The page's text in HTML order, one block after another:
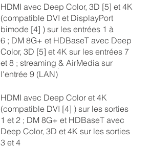
HDMI avec Deep Color, 3D [5] et 4K
(compatible DVI et DisplayPort
bimode [4] ) sur les entrées 1 à
6 ; DM 8G+ et HDBaseT avec Deep
Color, 3D [5] et 4K sur les entrées 7
et 8 ; streaming & AirMedia sur
l'entrée 9 (LAN)
HDMI avec Deep Color et 4K
(compatible DVI [4] ) sur les sorties
1 et 2 ; DM 8G+ et HDBaseT avec
Deep Color, 3D et 4K sur les sorties
3 et 4